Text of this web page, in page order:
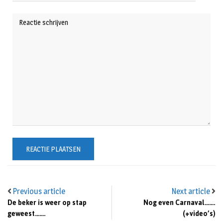
Previous article
De beker is weer op stap
geweest…….
Next article
Nog even Carnaval…….
(+video’s)